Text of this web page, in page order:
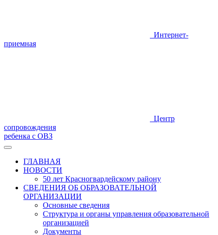
Интернет-
приемная
Центр
сопровождения
ребенка с ОВЗ
ГЛАВНАЯ
НОВОСТИ
50 лет Красногвардейскому району
СВЕДЕНИЯ ОБ ОБРАЗОВАТЕЛЬНОЙ
ОРГАНИЗАЦИИ
Основные сведения
Структура и органы управления образовательной
организацией
Документы